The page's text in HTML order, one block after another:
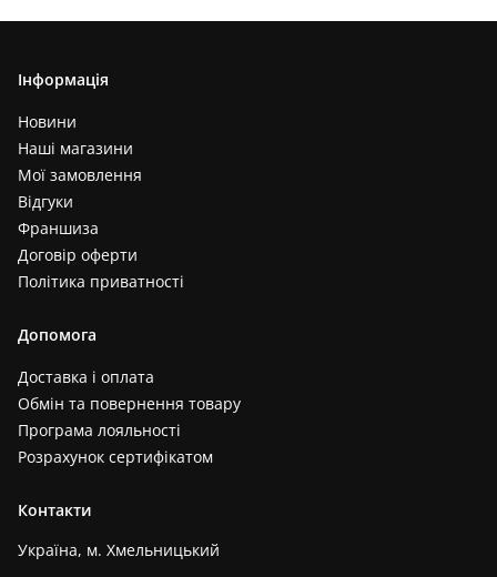
Інформація
Новини
Наші магазини
Мої замовлення
Відгуки
Франшиза
Договір оферти
Політика приватності
Допомога
Доставка і оплата
Обмін та повернення товару
Програма лояльності
Розрахунок сертифікатом
Контакти
Україна, м. Хмельницький